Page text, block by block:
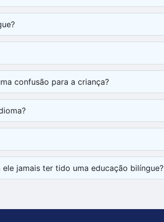
confusão para a criança?
jamais ter tido uma educação bilíngue?